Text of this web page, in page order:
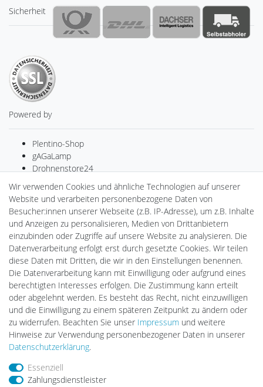
Sicherheit
Powered by
Plentino-Shop
gAGaLamp
Drohnenstore24
MeinUSB
Batteriespeicher
PlentiSolar
Gebrauchtlicht
Ledkauf
DEYESOLAR
Lightech Connect
CardanLight Europe
FORTIMO LEDs
LED-RETROSHOP
Wallbox24
Impressum
Barrierefreiheitserklärung
Wir verwenden Cookies und ähnliche Technologien auf unserer
Website und verarbeiten personenbezogene Daten von
Besucher:innen unserer Webseite (z.B. IP-Adresse), um z.B. Inhalte
und Anzeigen zu personalisieren, Medien von Drittanbietern
einzubinden oder Zugriffe auf unsere Website zu analysieren. Die
Datenverarbeitung erfolgt erst durch gesetzte Cookies. Wir teilen
diese Daten mit Dritten, die wir in den Einstellungen benennen.
Die Datenverarbeitung kann mit Einwilligung oder aufgrund eines
berechtigten Interesses erfolgen. Die Zustimmung kann erteilt
oder abgelehnt werden. Es besteht das Recht, nicht einzuwilligen
und die Einwilligung zu einem späteren Zeitpunkt zu ändern oder
zu widerrufen. Beachten Sie unser Impressum und weitere
Hinweise zur Verwendung personenbezogener Daten in unserer
Daten­schutz­erklärung.
Essenziell
Zahlungsdienstleister